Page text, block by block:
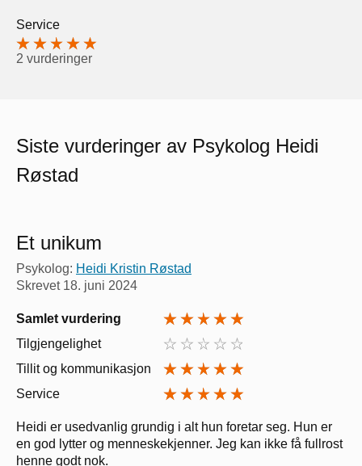
Service
2 vurderinger
Siste vurderinger av Psykolog Heidi
Røstad
Et unikum
Psykolog: Heidi Kristin Røstad
Skrevet 18. juni 2024
Samlet vurdering
Tilgjengelighet
Tillit og kommunikasjon
Service
Heidi er usedvanlig grundig i alt hun foretar seg. Hun er
en god lytter og menneskekjenner. Jeg kan ikke få fullrost
henne godt nok.